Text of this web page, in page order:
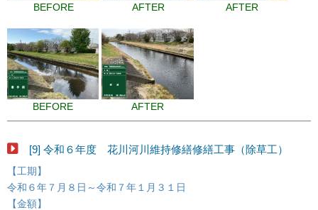
BEFORE AFTER AFTER
BEFORE AFTER
[9] 令和６年度 花川河川維持修繕修繕工事（除草工）
【工期】
令和６年７月８日～令和７年１月３１日
【金額】